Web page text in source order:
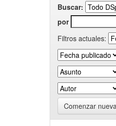
Buscar:
por
Filtros actuales:
Comenzar